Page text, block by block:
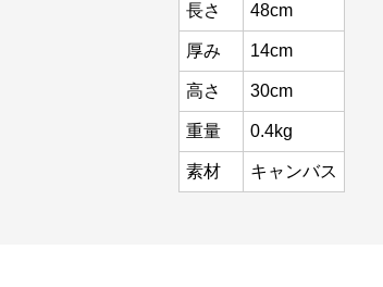
長さ 48cm
厚み 14cm
高さ 30cm
重量 0.4kg
素材 キャンバス